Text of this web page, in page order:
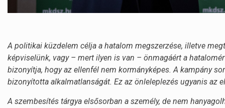
A politikai küzdelem célja a hatalom megszerzése, illetve
képviselünk, vagy – mert ilyen is van – önmagáért a
bizonyítja, hogy az ellenfél nem kormányképes. A kampány
bizonyította alkalmatlanságát. Ez az önleleplezés ugyanis az
A szembesítés tárgya elsősorban a személy, de nem